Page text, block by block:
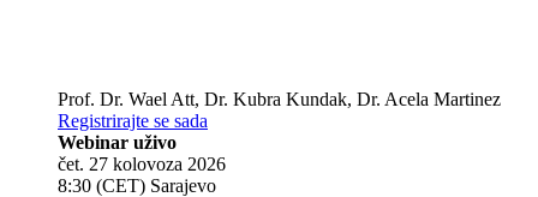
Prof. Dr. Wael Att, Dr. Kubra Kundak, Dr. Acela Martinez
Registrirajte se sada
Webinar uživo
čet. 27 kolovoza 2026
8:30 (CET) Sarajevo